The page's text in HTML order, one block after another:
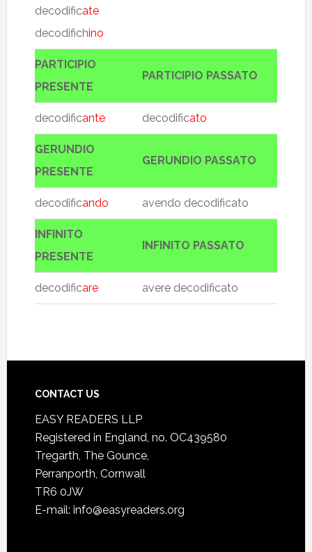
decodificate
decodifichino
PARTICIPIO
PRESENTE
PARTICIPIO PASSATO
decodificante decodificato
GERUNDIO
PRESENTE
GERUNDIO PASSATO
decodificando avendo decodificato
INFINITO
PRESENTE
INFINITO PASSATO
decodificare avere decodificato
CONTACT US
EASY READERS LLP
Registered in England, no. OC439580
Tregarth, The Gounce,
Perranporth, Cornwall
TR6 0JW
E-mail: info@easyreaders.org